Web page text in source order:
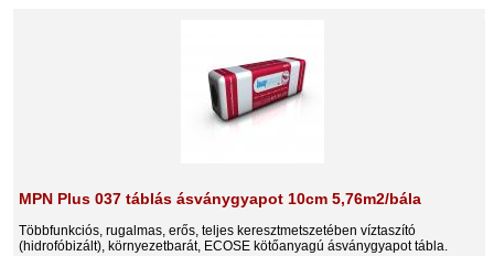
MPN Plus 037 táblás ásványgyapot 10cm 5,76m2/bála
Többfunkciós, rugalmas, erős, teljes keresztmetszetében víztaszító
(hidrofóbizált), környezetbarát, ECOSE kötőanyagú ásványgyapot tábla.